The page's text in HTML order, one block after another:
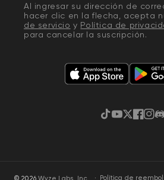
Al ingresar su dirección de
hacer clic en la flecha, acepta
de servicio y Política de
para cancelar la suscripción.
TikTok
YouTube
Twitter
© 2026 Wyze Labs, Inc. · Política de